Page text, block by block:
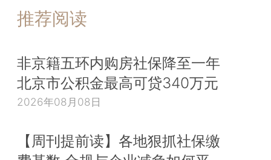
推荐阅读
非京籍五环内购房社保降至一年
北京市公积金最高可贷340万元
2026年08月08日
【周刊提前读】各地狠抓社保缴